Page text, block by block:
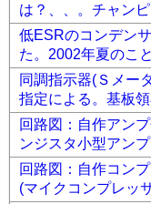
は？、、。チャンピ
低ESRのコンデン
た。2002年夏のこと
同調指示器(Ｓメー
指定による。基板領
回路図：自作アン
ンジスタ小型アンプ
回路図：自作コン
(マイクコンプレッ